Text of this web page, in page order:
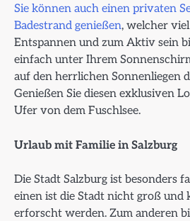
Sie können auch einen privaten
Badestrand genießen, welcher
Entspannen und zum Aktiv sein
einfach unter Ihrem
auf den herrlichen Sonnenliegen
Genießen Sie diesen exklusiven
Ufer von dem Fuschlsee.
Urlaub mit Familie in Salzburg
Die Stadt Salzburg ist besonders
einen ist die Stadt nicht groß und
erforscht werden. Zum anderen